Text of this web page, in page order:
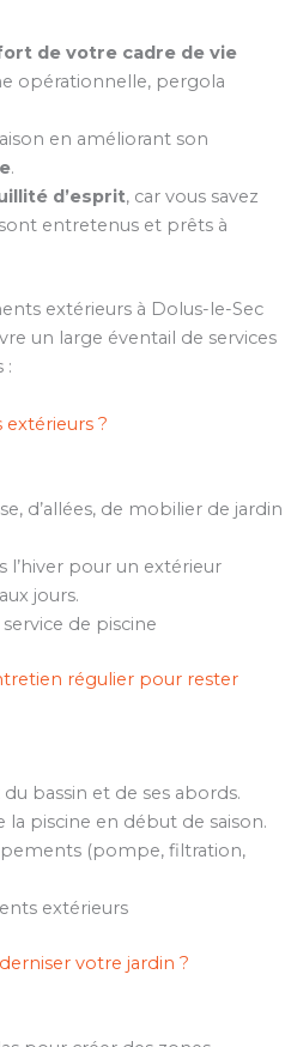
de votre cadre de vie
opérationnelle, pergola
en améliorant son
.
d’esprit, car vous savez
entretenus et prêts à
extérieurs à Dolus-le-Sec
un large éventail de services
:
?
d’allées, de mobilier de jardin
l’hiver pour un extérieur
jours.
de piscine
régulier pour rester
bassin et de ses abords.
la piscine en début de saison.
(pompe, filtration,
extérieurs
votre jardin ?